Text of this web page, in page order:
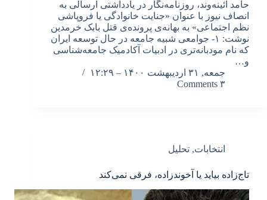
حامد آئینه‌وند، روزنامه‌نگار در یادداشتی ارسالی به
انصاف نیوز با عنوان «جنایت خانوادگی یا فروپاشی
نظم اجتماعی» به بهانه‌ی پرونده‌ی قتل بابک خرمدین
نوشت: ۱- جوامعی شبیه جامعه در حال توسعه ایران
که نام مودبانه‌تری در ادبیات آکادمیک جامعه‌شناسی
و…
جمعه, ۳۱ اردیبهشت ۱۴۰۰ – ۱۲:۲۹
۳ Comments
انتخابات, تحلیل
تاج‌زاده بیاید یا آخوندزاده، فرقی نمی‌کند